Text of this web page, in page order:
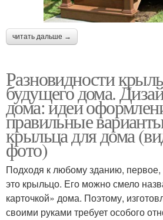
читать дальше →
Разновидности
будущего дома.
дома: идеи
правильные
крыльца для дома
фото)
Подходя к любому зданию, первое,
это крыльцо. Его можно смело
карточкой» дома. Поэтому,
своими руками требует особого